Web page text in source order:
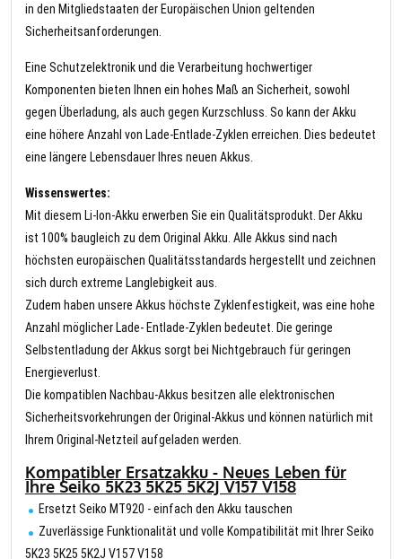
in den Mitgliedstaaten der Europäischen Union geltenden
Sicherheitsanforderungen.
Eine Schutzelektronik und die Verarbeitung hochwertiger
Komponenten bieten Ihnen ein hohes Maß an Sicherheit, sowohl
gegen Überladung, als auch gegen Kurzschluss. So kann der Akku
eine höhere Anzahl von Lade-Entlade-Zyklen erreichen. Dies bedeutet
eine längere Lebensdauer Ihres neuen Akkus.
Wissenswertes:
Mit diesem Li-Ion-Akku erwerben Sie ein Qualitätsprodukt. Der Akku
ist 100% baugleich zu dem Original Akku. Alle Akkus sind nach
höchsten europäischen Qualitätsstandards hergestellt und zeichnen
sich durch extreme Langlebigkeit aus.
Zudem haben unsere Akkus höchste Zyklenfestigkeit, was eine hohe
Anzahl möglicher Lade- Entlade-Zyklen bedeutet. Die geringe
Selbstentladung der Akkus sorgt bei Nichtgebrauch für geringen
Energieverlust.
Die kompatiblen Nachbau-Akkus besitzen alle elektronischen
Sicherheitsvorkehrungen der Original-Akkus und können natürlich mit
Ihrem Original-Netzteil aufgeladen werden.
Kompatibler Ersatzakku - Neues Leben für
Ihre Seiko 5K23 5K25 5K2J V157 V158
Ersetzt Seiko MT920 - einfach den Akku tauschen
Zuverlässige Funktionalität und volle Kompatibilität mit Ihrer Seiko
5K23 5K25 5K2J V157 V158